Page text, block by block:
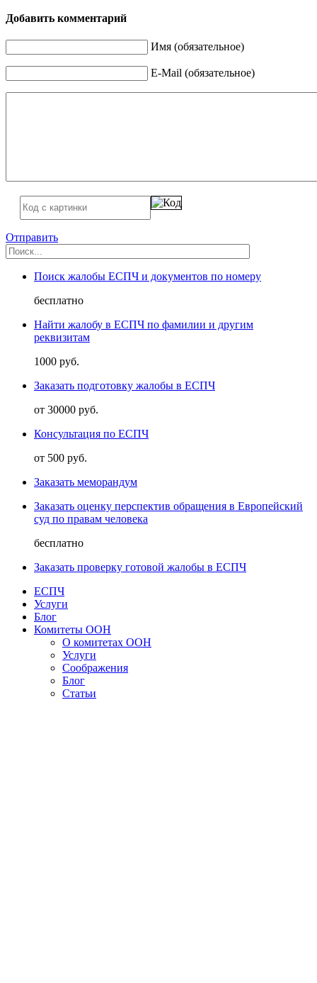
Добавить комментарий
Имя (обязательное)
E-Mail (обязательное)
Отправить
Поиск жалобы ЕСПЧ и документов по номеру
бесплатно
Найти жалобу в ЕСПЧ по фамилии и другим
реквизитам
1000 руб.
Заказать подготовку жалобы в ЕСПЧ
от 30000 руб.
Консультация по ЕСПЧ
от 500 руб.
Заказать меморандум
Заказать оценку перспектив обращения в Европейский
суд по правам человека
бесплатно
Заказать проверку готовой жалобы в ЕСПЧ
ЕСПЧ
Услуги
Блог
Комитеты ООН
О комитетах ООН
Услуги
Соображения
Блог
Статьи